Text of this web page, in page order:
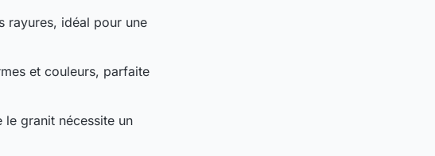
rayures, idéal pour une
et couleurs, parfaite
le granit nécessite un